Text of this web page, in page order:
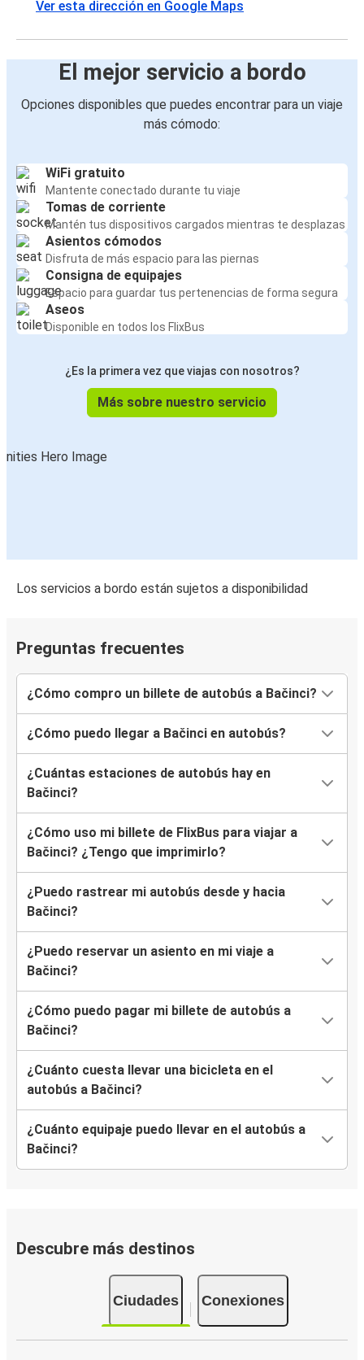
Ver esta dirección en Google Maps
El mejor servicio a bordo
Opciones disponibles que puedes encontrar para un viaje
más cómodo:
WiFi gratuito
Mantente conectado durante tu viaje
Tomas de corriente
Mantén tus dispositivos cargados mientras te desplazas
Asientos cómodos
Disfruta de más espacio para las piernas
Consigna de equipajes
Espacio para guardar tus pertenencias de forma segura
Aseos
Disponible en todos los FlixBus
¿Es la primera vez que viajas con nosotros?
Más sobre nuestro servicio
Los servicios a bordo están sujetos a disponibilidad
Preguntas frecuentes
¿Cómo compro un billete de autobús a Bačinci?
¿Cómo puedo llegar a Bačinci en autobús?
¿Cuántas estaciones de autobús hay en
Bačinci?
¿Cómo uso mi billete de FlixBus para viajar a
Bačinci? ¿Tengo que imprimirlo?
¿Puedo rastrear mi autobús desde y hacia
Bačinci?
¿Puedo reservar un asiento en mi viaje a
Bačinci?
¿Cómo puedo pagar mi billete de autobús a
Bačinci?
¿Cuánto cuesta llevar una bicicleta en el
autobús a Bačinci?
¿Cuánto equipaje puedo llevar en el autobús a
Bačinci?
Descubre más destinos
Ciudades Conexiones